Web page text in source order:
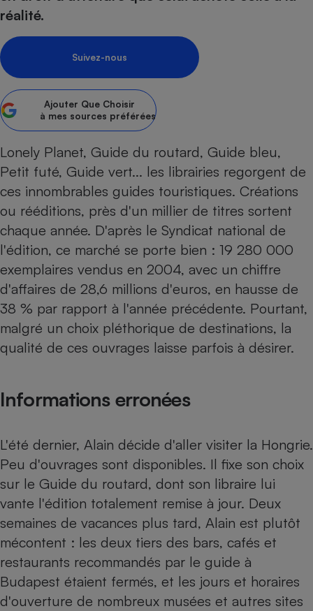
réalité.
Suivez-nous
Ajouter Que Choisir
à mes sources préférées
Lonely Planet, Guide du routard, Guide bleu,
Petit futé, Guide vert... les librairies regorgent de
ces innombrables guides touristiques. Créations
ou rééditions, près d'un millier de titres sortent
chaque année. D'après le Syndicat national de
l'édition, ce marché se porte bien : 19 280 000
exemplaires vendus en 2004, avec un chiffre
d'affaires de 28,6 millions d'euros, en hausse de
38 % par rapport à l'année précédente. Pourtant,
malgré un choix pléthorique de destinations, la
qualité de ces ouvrages laisse parfois à désirer.
Informations erronées
L'été dernier, Alain décide d'aller visiter la Hongrie.
Peu d'ouvrages sont disponibles. Il fixe son choix
sur le Guide du routard, dont son libraire lui
vante l'édition totalement remise à jour. Deux
semaines de vacances plus tard, Alain est plutôt
mécontent : les deux tiers des bars, cafés et
restaurants recommandés par le guide à
Budapest étaient fermés, et les jours et horaires
d'ouverture de nombreux musées et autres sites
Supermarché - Drive
Complément
alimentaire
bouteille
Banque - Crédit
Epargne - Fiscalité
Mutuelle
Banque
Contrôle technique -
Pièce détachée
Moto
Comparateur auto
Comparatif
Comparatif climatiseur
Comparatif aspirateur
Comparatif aspirateur
Comparatif cafetière
Comparatif robot cuiseur
Comparatif centrale
Gros électroménager
Petit électroménager -
Lave-linge
Comparatif casque audio
Comparatif ordinateur
Comparatif ultrabook
Comparatif tablette
Image et son
Informatique
Internet
Téléphonie
Téléviseur
Comparatif tondeuse
Aménagement
Bricolage - Jardinage
Chauffage
Produit d'entretien
Sécurité domestique
Matelas
Radiateur électrique
Hygiène - Beauté
Maladie - Médecine -
Système de santé -
Antimoustique
Maison de retraite
Retraite
Choisir son fioul
Comparateur assurance emprunteur
Energie Moins Chère Ensemble
Tous les comparateurs
Toutes les cartes interactives
Speedtest - Testez le débit de votre
connexion Internet